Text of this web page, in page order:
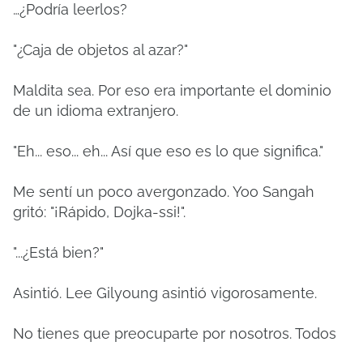
…¿Podría leerlos?
"¿Caja de objetos al azar?"
Maldita sea. Por eso era importante el dominio
de un idioma extranjero.
"Eh... eso... eh... Así que eso es lo que significa."
Me sentí un poco avergonzado. Yoo Sangah
gritó: "¡Rápido, Dojka-ssi!".
"...¿Está bien?"
Asintió. Lee Gilyoung asintió vigorosamente.
No tienes que preocuparte por nosotros. Todos